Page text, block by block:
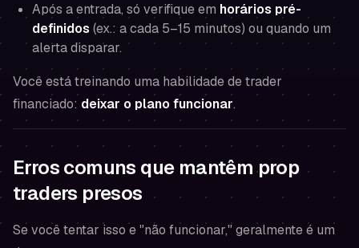
Após a entrada, só verifique em horários pré-
definidos (ex.: a cada 5–15 minutos) ou quando um
alerta disparar.
Você está treinando uma habilidade de trader
financiado: deixar o plano funcionar.
Erros comuns que mantêm prop
traders presos
Se você tentar isso e "não funcionar," geralmente é um